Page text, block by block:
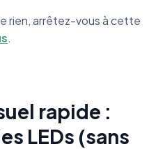
rien, arrêtez-vous à cette
.
rapide :
LEDs (sans